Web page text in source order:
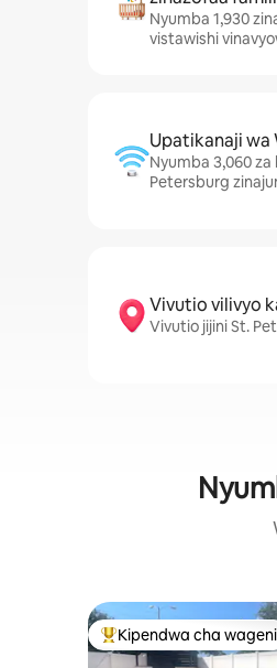
Nyumba 1,930
vistawishi
Upatikanaji wa
Nyumba 3,060
Petersburg
Vivutio vilivyo
Vivutio jijini St.
Kipendwa maarufu cha
Kipendwa cha wageni